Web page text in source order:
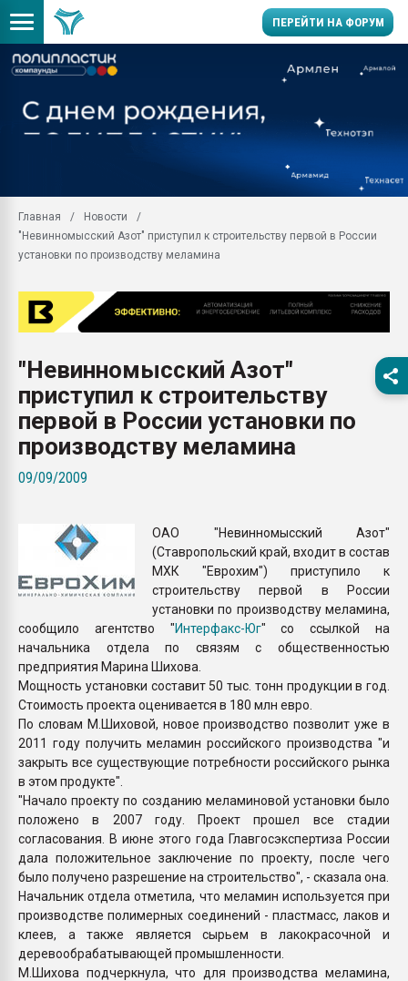
ПЕРЕЙТИ НА ФОРУМ
Вакуум-формовочные
ближайшее
28.07.2026
Всё, что касается
бутылок
вакуумного
Продам отходы
поликарбоната и АБС-
Armaloy PC/ABS-1IM
Главная
Новости
"Невинномысский Азот" приступил к строительству первой в России
установки по производству меламина
"Невинномысский Азот"
приступил к строительству
первой в России установки по
производству меламина
09/09/2009
ОАО "Невинномысский Азот"
(Ставропольский край, входит в состав
МХК "Еврохим") приступило к
строительству первой в России
установки по производству меламина,
сообщило агентство "Интерфакс-Юг" со ссылкой на
начальника отдела по связям с общественностью
предприятия Марина Шихова.
Мощность установки составит 50 тыс. тонн продукции в год.
Стоимость проекта оценивается в 180 млн евро.
По словам М.Шиховой, новое производство позволит уже в
2011 году получить меламин российского производства "и
закрыть все существующие потребности российского рынка
в этом продукте".
"Начало проекту по созданию меламиновой установки было
положено в 2007 году. Проект прошел все стадии
согласования. В июне этого года Главгосэкспертиза России
дала положительное заключение по проекту, после чего
было получено разрешение на строительство", - сказала она.
Начальник отдела отметила, что меламин используется при
производстве полимерных соединений - пластмасс, лаков и
клеев, а также является сырьем в лакокрасочной и
деревообрабатывающей промышленности.
М.Шихова подчеркнула, что для производства меламина,